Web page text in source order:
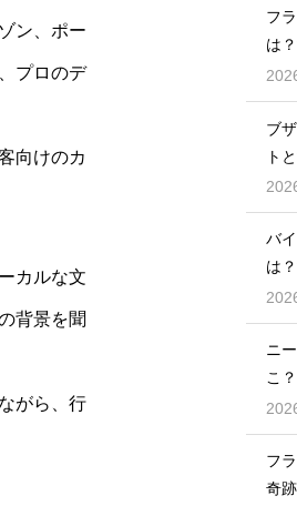
ン、ポー
プロのデ
向けのカ
カルな文
背景を聞
がら、行
フ
は
紹介
ブ
ト
バ
は
を
ニ
こ
れ
フ
奇